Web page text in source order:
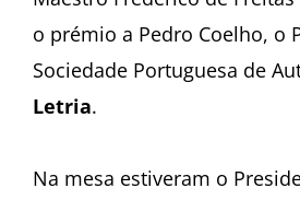
o prémio a Pedro Coelho, o
Sociedade Portuguesa de
Letria.
Na mesa estiveram o